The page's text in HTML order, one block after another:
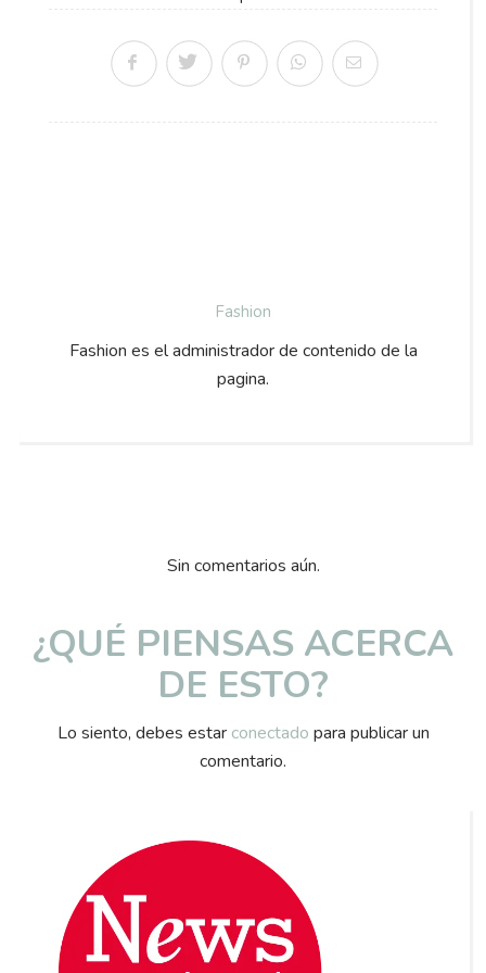
Fashion
Fashion es el administrador de contenido de la
pagina.
Sin comentarios aún.
¿QUÉ PIENSAS ACERCA
DE ESTO?
Lo siento, debes estar conectado para publicar un
comentario.